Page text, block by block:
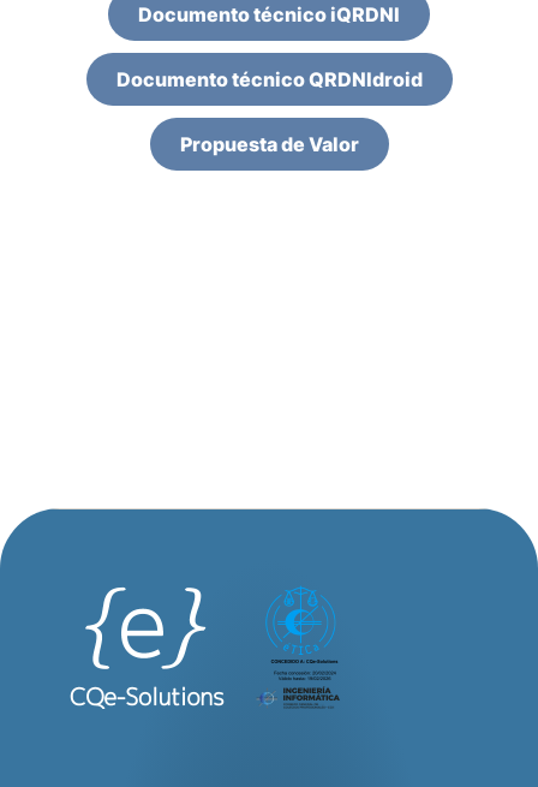
Documento técnico iQRDNI
Documento técnico QRDNIdroid
Propuesta de Valor